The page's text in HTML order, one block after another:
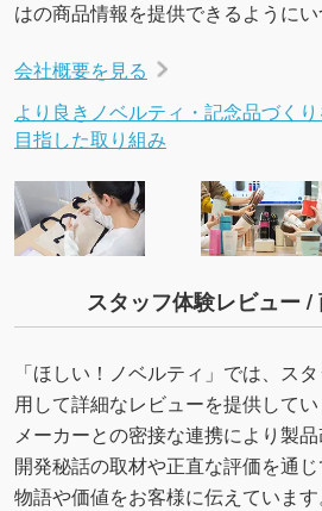
はの商品情報を提供できるようにい
会社概要を見る
より良きノベルティ・記念品づくり
目指した取り組み
スタッフ体験レビュー /
「ほしい！ノベルティ」では、ス
用して詳細なレビューを提供してい
メーカーとの密接な連携により製品
開発秘話の取材や正直な評価を通
物語や価値をお客様に伝えていま